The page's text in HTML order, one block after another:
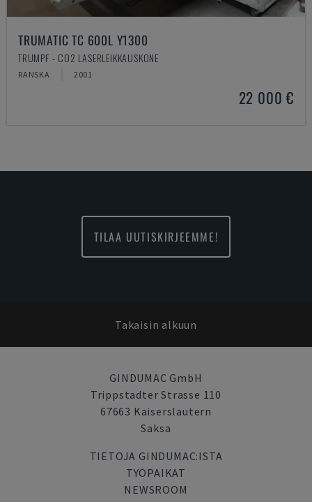
TRUMATIC TC 600L Y1300
TRUMPF - CO2 LASERLEIKKAUSKONE
RANSKA 2001
22 000 €
TILAA UUTISKIRJEEMME!
Takaisin alkuun
GINDUMAC GmbH
Trippstadter Strasse 110
67663 Kaiserslautern
Saksa
TIETOJA GINDUMAC:ISTA
TYÖPAIKAT
NEWSROOM